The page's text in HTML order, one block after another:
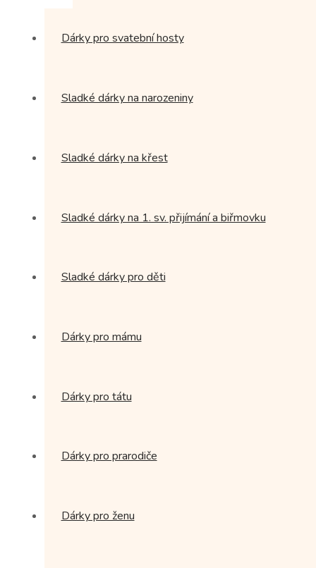
Dárky pro svatební hosty
Sladké dárky na narozeniny
Sladké dárky na křest
Sladké dárky na 1. sv. přijímání a biřmovku
Sladké dárky pro děti
Dárky pro mámu
Dárky pro tátu
Dárky pro prarodiče
Dárky pro ženu